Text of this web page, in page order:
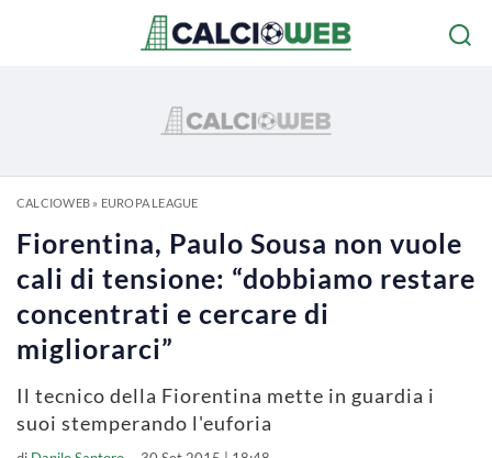
CALCIOWEB» EUROPA LEAGUE
Fiorentina, Paulo Sousa non vuole
cali di tensione: “dobbiamo restare
concentrati e cercare di
migliorarci”
Il tecnico della Fiorentina mette in guardia i
suoi stemperando l'euforia